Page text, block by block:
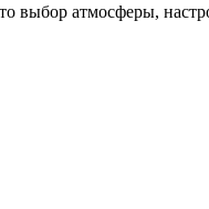
выбор атмосферы,